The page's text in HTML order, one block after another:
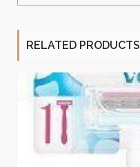
RELATED PRODUCTS